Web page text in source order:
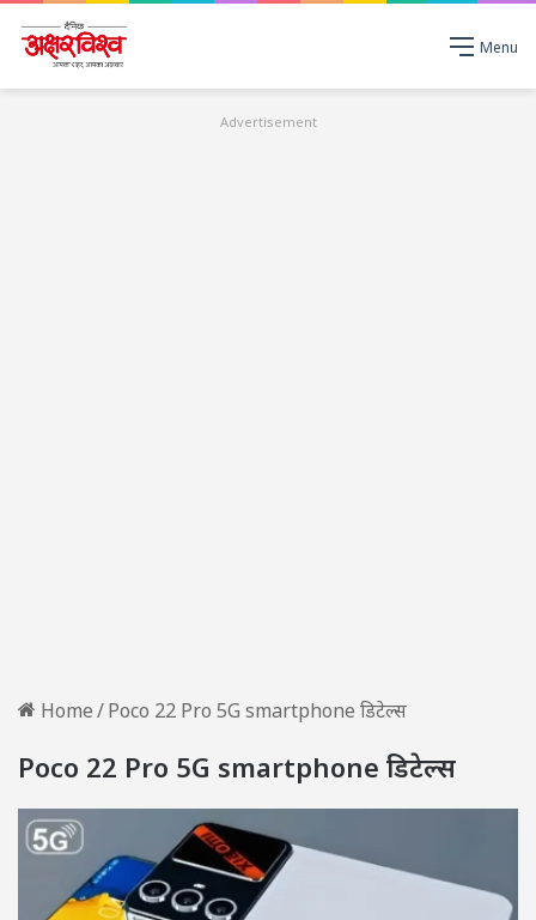
Menu
Advertisement
Home/Poco 22 Pro 5G smartphone डिटेल्स
Poco 22 Pro 5G smartphone डिटेल्स